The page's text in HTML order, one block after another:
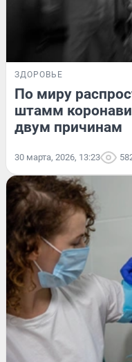
ЗДОРОВЬЕ
По миру
штамм
двум причинам
30 марта, 2026, 13:23